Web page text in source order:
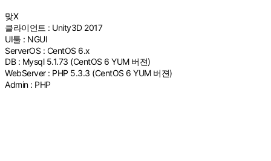
맞X
클라이언트 : Unity3D 2017
UI툴 : NGUI
ServerOS : CentOS 6.x
DB : Mysql 5.1.73 (CentOS 6 YUM 버젼)
WebServer : PHP 5.3.3 (CentOS 6 YUM 버젼)
Admin : PHP